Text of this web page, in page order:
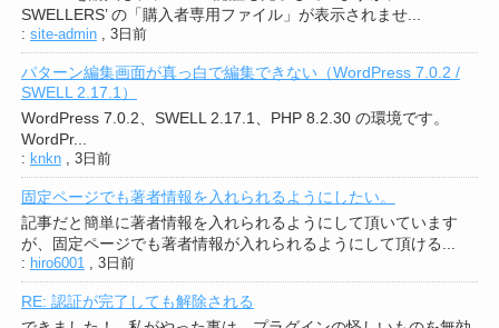
SWELLERS’ の「購入者専用ファイル」が表示されませ...
: site-admin, 3日前
パターン編集画面が真っ白で編集できない（WordPress 7.0.2 /
SWELL 2.17.1）
WordPress 7.0.2、SWELL 2.17.1、PHP 8.2.30 の環境です。
WordPr...
: knkn, 3日前
固定ページでも著者情報を入れられるようにしたい。
記事だと簡単に著者情報を入れられるようにして頂いています
が、固定ページでも著者情報が入れられるようにして頂ける...
: hiro6001, 3日前
RE: 認証が完了しても解除される